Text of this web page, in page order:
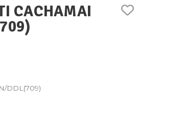
CACHAMAI
DDL(709)